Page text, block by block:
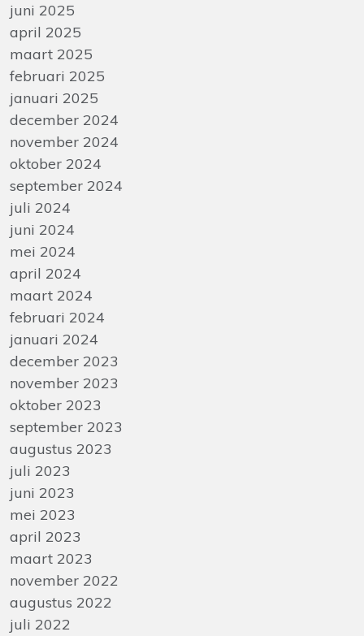
juni 2025
april 2025
maart 2025
februari 2025
januari 2025
december 2024
november 2024
oktober 2024
september 2024
juli 2024
juni 2024
mei 2024
april 2024
maart 2024
februari 2024
januari 2024
december 2023
november 2023
oktober 2023
september 2023
augustus 2023
juli 2023
juni 2023
mei 2023
april 2023
maart 2023
november 2022
augustus 2022
juli 2022